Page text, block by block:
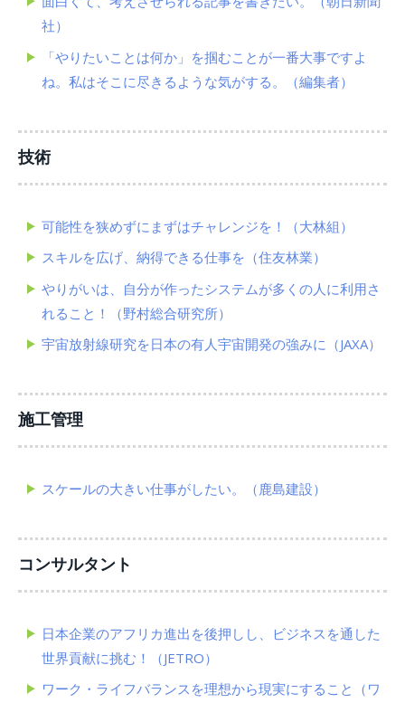
社）
「やりたいことは何か」を掴むことが一番大事ですよ
ね。私はそこに尽きるような気がする。（編集者）
技術
可能性を狭めずにまずはチャレンジを！（大林組）
スキルを広げ、納得できる仕事を（住友林業）
やりがいは、自分が作ったシステムが多くの人に利用さ
れること！（野村総合研究所）
宇宙放射線研究を日本の有人宇宙開発の強みに（JAXA）
施工管理
スケールの大きい仕事がしたい。（鹿島建設）
コンサルタント
日本企業のアフリカ進出を後押しし、ビジネスを通した
世界貢献に挑む！（JETRO）
ワーク・ライフバランスを理想から現実にすること（ワ